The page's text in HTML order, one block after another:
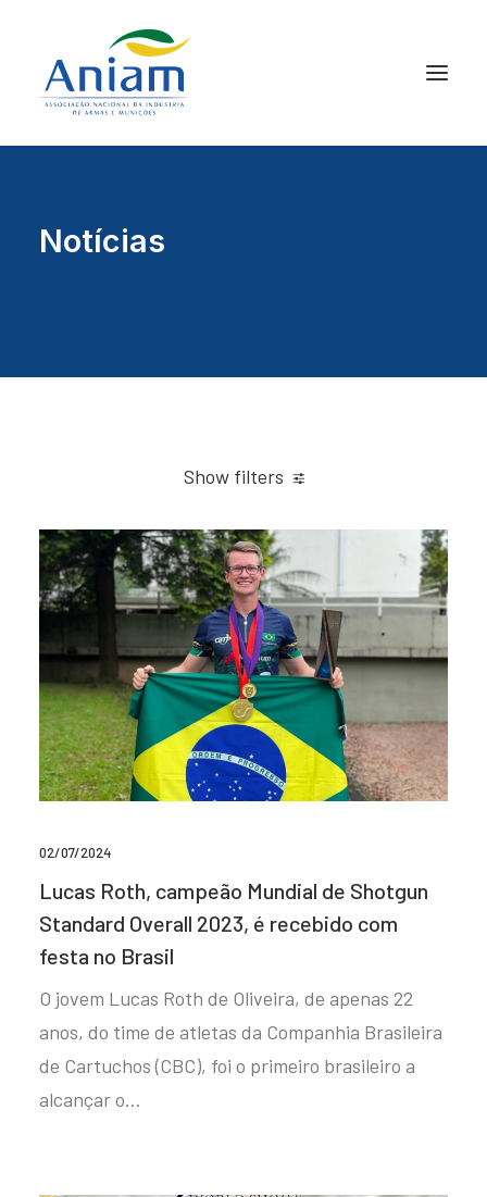
Notícias
Show filters
02/07/2024
Lucas Roth, campeão Mundial de Shotgun
Standard Overall 2023, é recebido com
festa no Brasil
O jovem Lucas Roth de Oliveira, de apenas 22
anos, do time de atletas da Companhia Brasileira
de Cartuchos (CBC), foi o primeiro brasileiro a
alcançar o…